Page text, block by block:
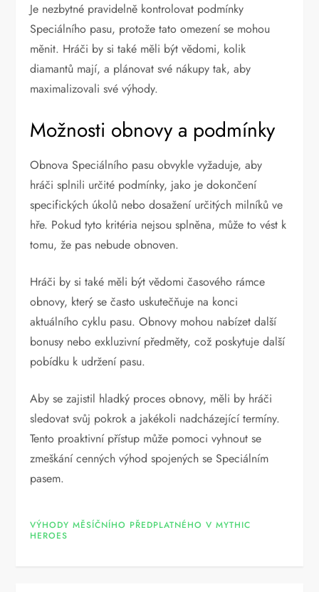
Je nezbytné pravidelně kontrolovat podmínky
Speciálního pasu, protože tato omezení se mohou
měnit. Hráči by si také měli být vědomi, kolik
diamantů mají, a plánovat své nákupy tak, aby
maximalizovali své výhody.
Možnosti obnovy a podmínky
Obnova Speciálního pasu obvykle vyžaduje, aby
hráči splnili určité podmínky, jako je dokončení
specifických úkolů nebo dosažení určitých milníků ve
hře. Pokud tyto kritéria nejsou splněna, může to vést k
tomu, že pas nebude obnoven.
Hráči by si také měli být vědomi časového rámce
obnovy, který se často uskutečňuje na konci
aktuálního cyklu pasu. Obnovy mohou nabízet další
bonusy nebo exkluzivní předměty, což poskytuje další
pobídku k udržení pasu.
Aby se zajistil hladký proces obnovy, měli by hráči
sledovat svůj pokrok a jakékoli nadcházející termíny.
Tento proaktivní přístup může pomoci vyhnout se
zmeškání cenných výhod spojených se Speciálním
pasem.
VÝHODY MĚSÍČNÍHO PŘEDPLATNÉHO V MYTHIC
HEROES